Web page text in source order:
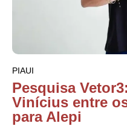
PIAUI
Pesquisa
Vinícius entre
para Alepi